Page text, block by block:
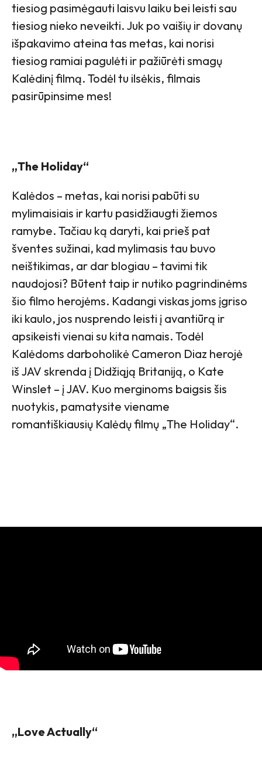
tiesiog pasimėgauti laisvu laiku bei leisti sau
tiesiog nieko neveikti. Juk po vaišių ir dovanų
išpakavimo ateina tas metas, kai norisi
tiesiog ramiai pagulėti ir pažiūrėti smagų
Kalėdinį filmą. Todėl tu ilsėkis, filmais
pasirūpinsime mes!
„The Holiday“
Kalėdos – metas, kai norisi pabūti su
mylimaisiais ir kartu pasidžiaugti žiemos
ramybe. Tačiau ką daryti, kai prieš pat
šventes sužinai, kad mylimasis tau buvo
neištikimas, ar dar blogiau – tavimi tik
naudojosi? Būtent taip ir nutiko pagrindinėms
šio filmo herojėms. Kadangi viskas joms įgriso
iki kaulo, jos nusprendo leisti į avantiūrą ir
apsikeisti vienai su kita namais. Todėl
Kalėdoms darboholikė Cameron Diaz herojė
iš JAV skrenda į Didžiąją Britaniją, o Kate
Winslet – į JAV. Kuo merginoms baigsis šis
nuotykis, pamatysite viename
romantiškiausių Kalėdų filmų „The Holiday“.
„Love Actually“